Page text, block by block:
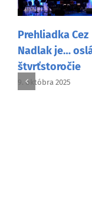
Prehliadka Cez
Nadlak je…
štvrťstoročie
9. októbra 2025